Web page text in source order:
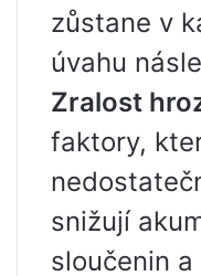
zůstane v
úvahu
Zralost
faktory,
snižují
sloučenin